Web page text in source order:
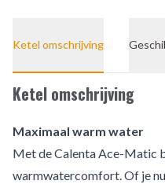
Ketel omschrijving
Ketel omschrijving
Maximaal warm water
Met de Calenta Ace-Matic
warmwatercomfort. Of je